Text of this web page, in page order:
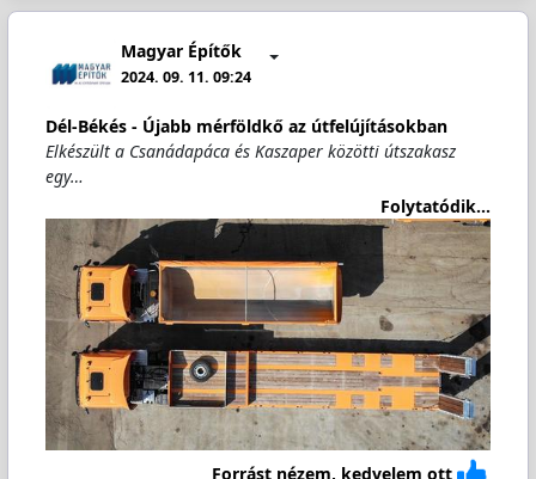
Magyar Építők
2024. 09. 11. 09:24
Dél-Békés - Újabb mérföldkő az útfelújításokban
Elkészült a Csanádapáca és Kaszaper közötti útszakasz
egy…
Folytatódik...
Forrást nézem, kedvelem ott